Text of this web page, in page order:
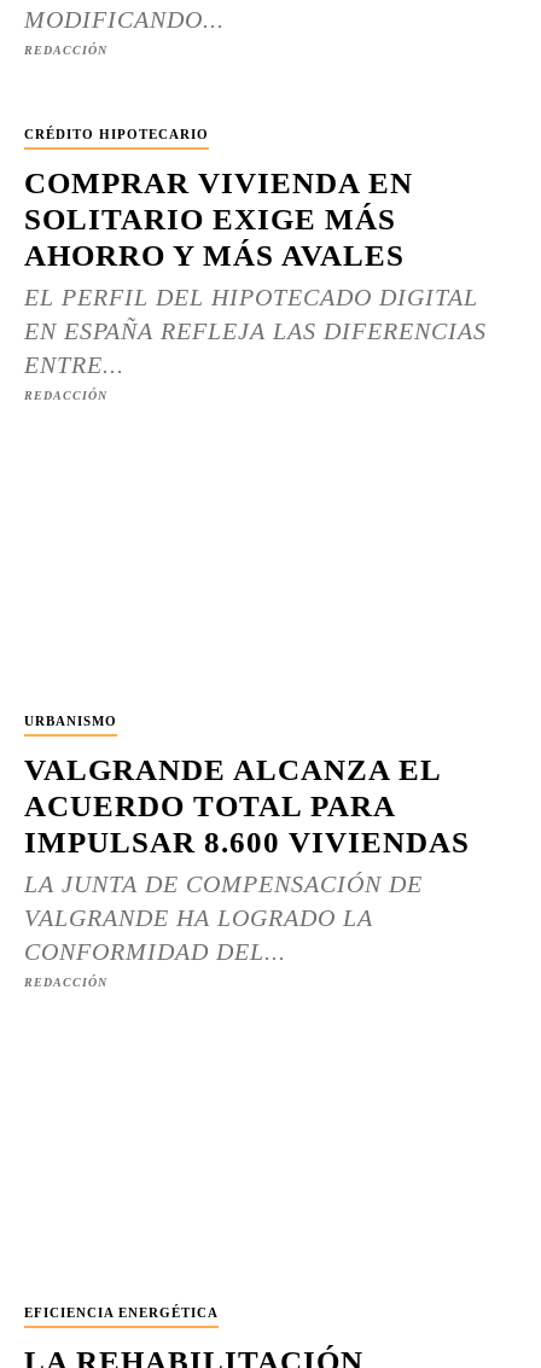
MODIFICANDO...
REDACCIÓN
CRÉDITO HIPOTECARIO
COMPRAR VIVIENDA EN
SOLITARIO EXIGE MÁS
AHORRO Y MÁS AVALES
EL PERFIL DEL HIPOTECADO DIGITAL
EN ESPAÑA REFLEJA LAS DIFERENCIAS
ENTRE...
REDACCIÓN
URBANISMO
VALGRANDE ALCANZA EL
ACUERDO TOTAL PARA
IMPULSAR 8.600 VIVIENDAS
LA JUNTA DE COMPENSACIÓN DE
VALGRANDE HA LOGRADO LA
CONFORMIDAD DEL...
REDACCIÓN
EFICIENCIA ENERGÉTICA
LA REHABILITACIÓN